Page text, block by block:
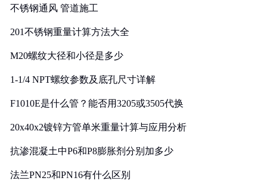
不锈钢通风 管道施工
201不锈钢重量计算方法大全
M20螺纹大径和小径是多少
1-1/4 NPT螺纹参数及底孔尺寸详解
F1010E是什么管？能否用3205或3505代换
20x40x2镀锌方管单米重量计算与应用分析
抗渗混凝土中P6和P8膨胀剂分别加多少
法兰PN25和PN16有什么区别